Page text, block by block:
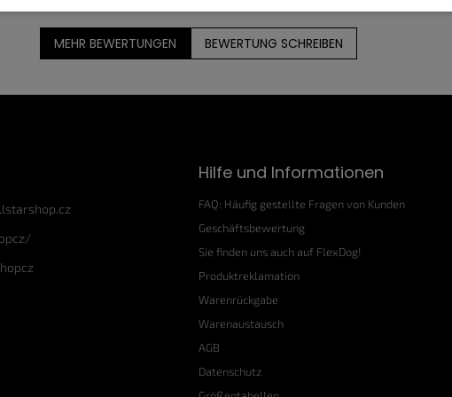
MEHR BEWERTUNGEN BEWERTUNG SCHREIBEN
Hilfe und Informationen
FAQ: Häufig gestellte Fragen von Kunden
Geschäftsbewertung
Sie finden uns auch auf FlexDog!
Produktreklamation
Warenrückgabe
Warenaustausch
AGB
Datenschutz